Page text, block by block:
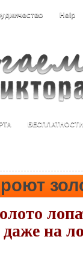
Help
БЕСПЛАТНОСТИ
даже на